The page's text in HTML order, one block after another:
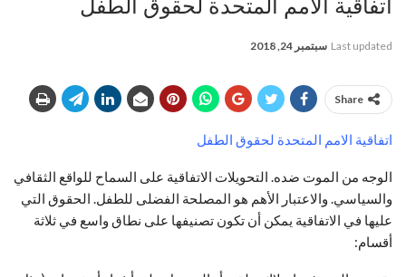
اتفاقية الامم المتحدة لحقوق الطفل
Last updated سبتمبر 24, 2018
Share
اتفاقية الامم المتحدة لحقوق الطفل
الوجه من الموت ضده. التحويلات الاتفاقية على السماح للواقع الثقافي
والسياسي. والاعتبار الأهم هو المصلحة الفضلى للطفل. الحقوق التي
عليها في الاتفاقية يمكن أن تكون تصنيفها على نطاق واسع في ثلاثة
أقسام: